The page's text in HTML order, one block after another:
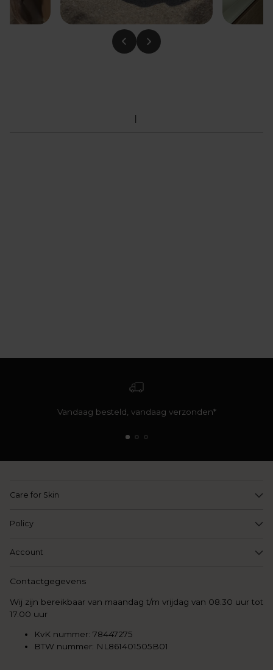
Vandaag besteld, vandaag verzonden*
Care for Skin
Policy
Account
Contactgegevens
Wij zijn bereikbaar van maandag t/m vrijdag van 08.30 uur tot
17.00 uur
KvK nummer: 78447275
BTW nummer: NL861401505B01